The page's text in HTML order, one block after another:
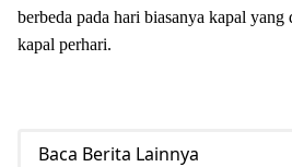
berbeda pada hari biasanya kapal yang
kapal perhari.
Baca Berita Lainnya